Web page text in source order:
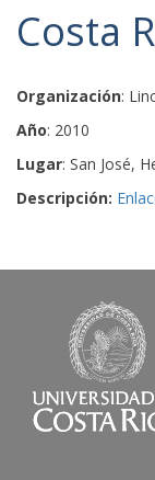
Costa
Organización:
Año: 2010
Lugar: San José,
Descripción: